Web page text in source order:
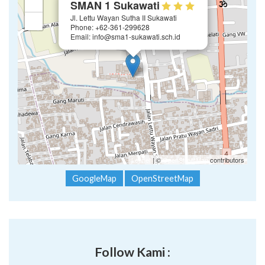
SMAN 1 Sukawati
Jl. Lettu Wayan Sutha II Sukawati
Phone: +62-361-299628
Email: info@sma1-sukawati.sch.id
+
−
Leaflet | ©OpenStreetMapcontributors
GoogleMap OpenStreetMap
Follow Kami :